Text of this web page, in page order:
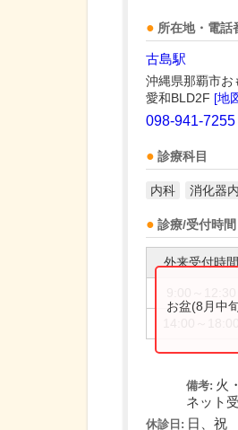
所在地・電話
古島駅
沖縄県那覇市お
愛和BLD2F [地
098-941-7255
診療科目
内科 消化器
診療/受付時間
外来受付時間
お盆(8月中
備考: 火
ネット
休診日: 日、祝